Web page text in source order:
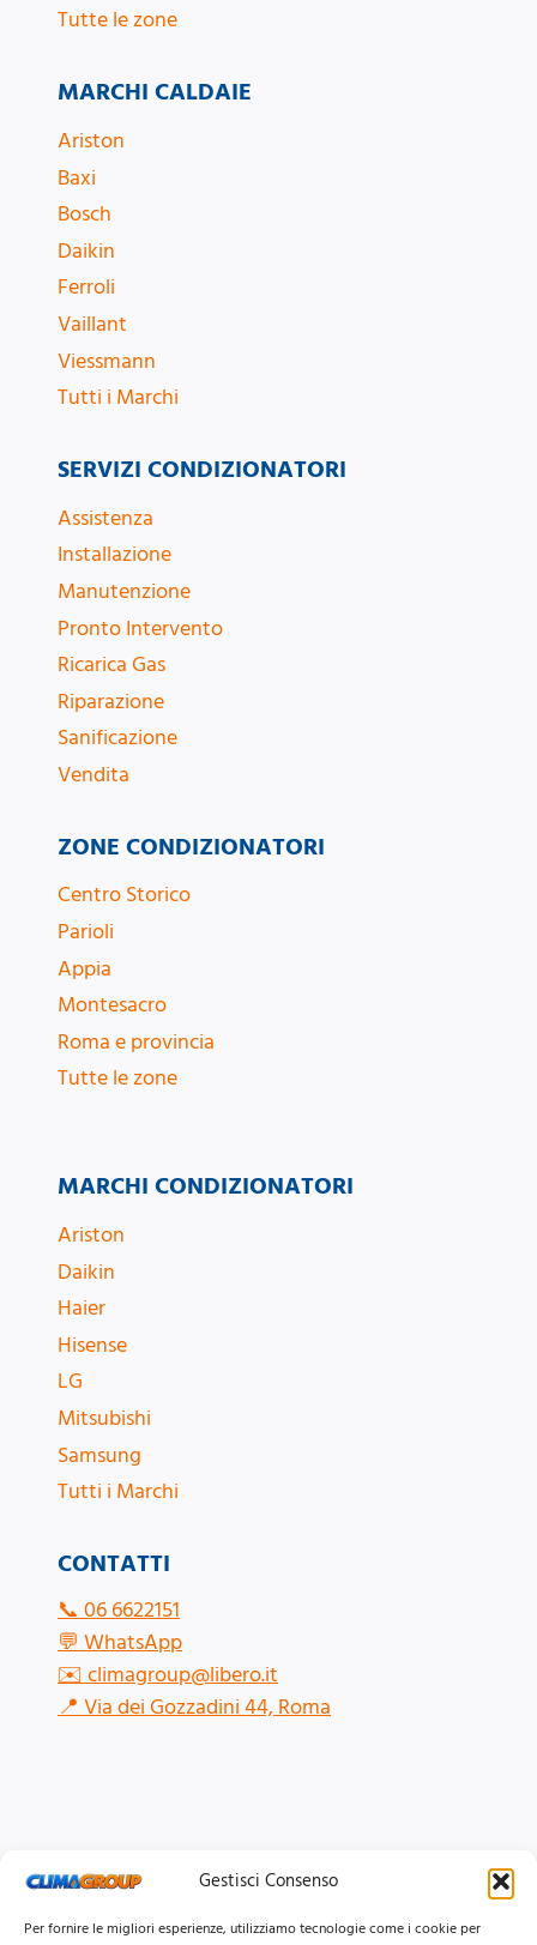
Gestisci Consenso
Per fornire le migliori esperienze, utilizziamo tecnologie come i cookie per
Tutte le zone
MARCHI CALDAIE
Ariston
Baxi
Bosch
Daikin
Ferroli
Vaillant
Viessmann
Tutti i Marchi
ZONE CONDIZIONATORI
Centro Storico
Parioli
Appia
Montesacro
Roma e provincia
Tutte le zone
SERVIZI CONDIZIONATORI
Assistenza
Installazione
Manutenzione
Pronto Intervento
Ricarica Gas
Riparazione
Sanificazione
Vendita
CONTATTI
📞06 6622151
💬WhatsApp
✉️climagroup@libero.it
📍Via dei Gozzadini 44, Roma
MARCHI CONDIZIONATORI
Ariston
Daikin
Haier
Hisense
LG
Mitsubishi
Samsung
Tutti i Marchi